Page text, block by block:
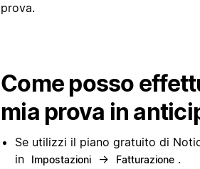
prova.
Come posso
mia prova in
Se utilizzi il piano gratuito di
in
Impostazioni → Fatturazione .